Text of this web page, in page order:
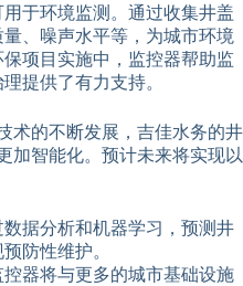
于环境监测。通过收集井盖
、噪声水平等，为城市环境
项目实施中，监控器帮助监
提供了有力支持。
术的不断发展，吉佳水务的井
加智能化。预计未来将实现以
数据分析和机器学习，预测井
防性维护。
控器将与更多的城市基础设施